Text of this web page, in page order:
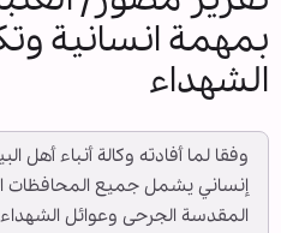
بمهمة انسانية
الشهداء
وفقا لما أفادته وكالة أنباء أهل
إنساني يشمل جميع المحافظات
المقدسة الجرحى وعوائل